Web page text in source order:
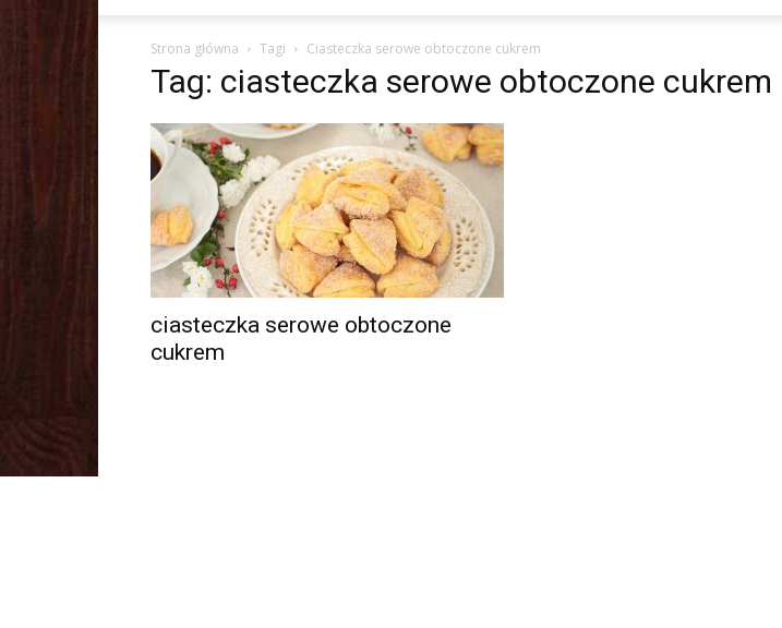
Strona główna Tagi Ciasteczka serowe obtoczone cukrem
Tag: ciasteczka serowe obtoczone cukrem
ciasteczka serowe obtoczone
cukrem